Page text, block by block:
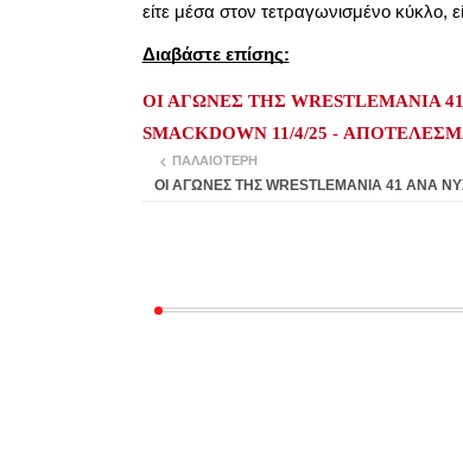
είτε μέσα στον τετραγωνισμένο κύκλο,
Διαβάστε επίσης:
ΟΙ ΑΓΩΝΕΣ ΤΗΣ WRESTLEMANIA
SMACKDOWN 11/4/25 -
ΠΑΛΑΙΌΤΕΡΗ
ΟΙ ΑΓΩΝΕΣ ΤΗΣ WRESTLEMANIA 41 ΑΝΑ